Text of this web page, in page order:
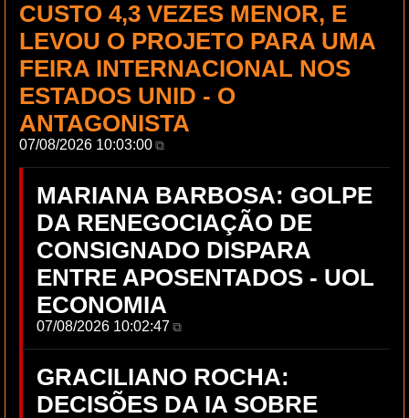
CUSTO 4,3 VEZES MENOR, E
LEVOU O PROJETO PARA UMA
FEIRA INTERNACIONAL NOS
ESTADOS UNID - O
ANTAGONISTA
07/08/2026 10:03:00⧉
MARIANA BARBOSA: GOLPE
DA RENEGOCIAÇÃO DE
CONSIGNADO DISPARA
ENTRE APOSENTADOS - UOL
ECONOMIA
07/08/2026 10:02:47⧉
GRACILIANO ROCHA:
DECISÕES DA IA SOBRE